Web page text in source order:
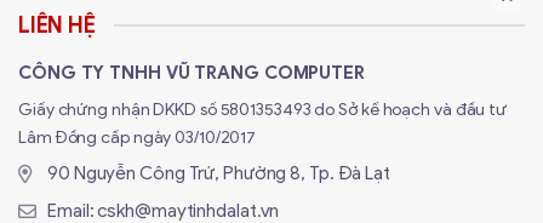
LIÊN HỆ
CÔNG TY TNHH VŨ TRANG COMPUTER
Giấy chứng nhận DKKD số 5801353493 do Sở kế hoạch và đầu tư
Lâm Đồng cấp ngày 03/10/2017
90 Nguyễn Công Trứ, Phường 8, Tp. Đà Lạt
Email:cskh@maytinhdalat.vn